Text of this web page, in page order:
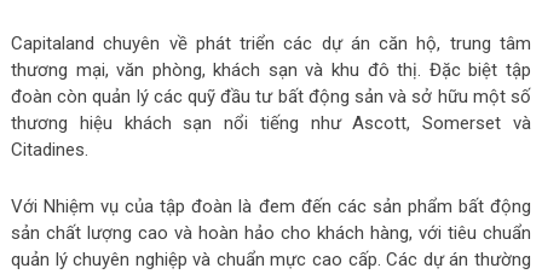
Capitaland chuyên về phát triển các dự án căn hộ, trung tâm
thương mại, văn phòng, khách sạn và khu đô thị. Đặc biệt tập
đoàn còn quản lý các quỹ đầu tư bất động sản và sở hữu một số
thương hiệu khách sạn nổi tiếng như Ascott, Somerset và
Citadines.
Với Nhiệm vụ của tập đoàn là đem đến các sản phẩm bất động
sản chất lượng cao và hoàn hảo cho khách hàng, với tiêu chuẩn
quản lý chuyên nghiệp và chuẩn mực cao cấp. Các dự án thường